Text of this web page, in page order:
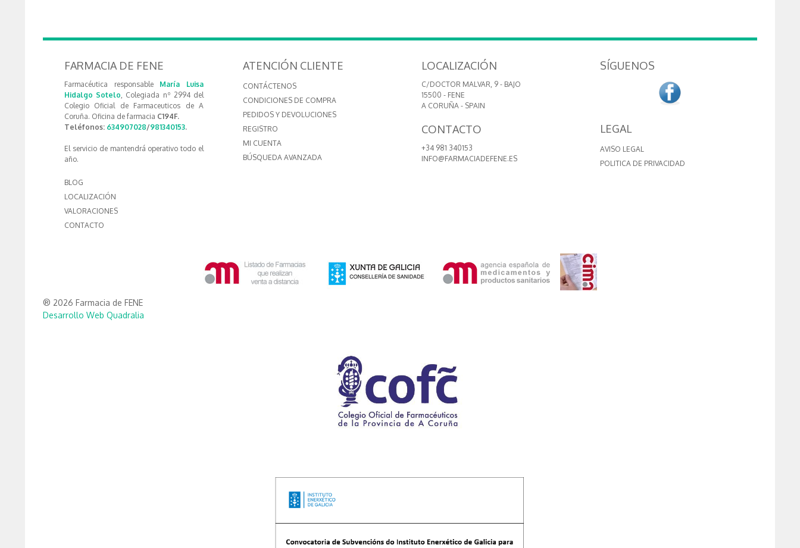
FARMACIA DE FENE
Farmacéutica responsable María Luisa
Hidalgo Sotelo, Colegiada nº 2994 del
Colegio Oficial de Farmaceuticos de A
Coruña. Oficina de farmacia C194F.
Teléfonos: 634907028/981340153.
El servicio de mantendrá operativo todo el
año.
BLOG
LOCALIZACIÓN
VALORACIONES
CONTACTO
ATENCIÓN CLIENTE
CONTÁCTENOS
CONDICIONES DE COMPRA
PEDIDOS Y DEVOLUCIONES
REGISTRO
MI CUENTA
BÚSQUEDA AVANZADA
LOCALIZACIÓN
C/DOCTOR MALVAR, 9 - BAJO
15500 - FENE
A CORUÑA - SPAIN
CONTACTO
+34 981 340153
INFO@FARMACIADEFENE.ES
SÍGUENOS
LEGAL
AVISO LEGAL
POLITICA DE PRIVACIDAD
® 2026 Farmacia de FENE
Desarrollo Web Quadralia